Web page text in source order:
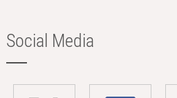
Social Media